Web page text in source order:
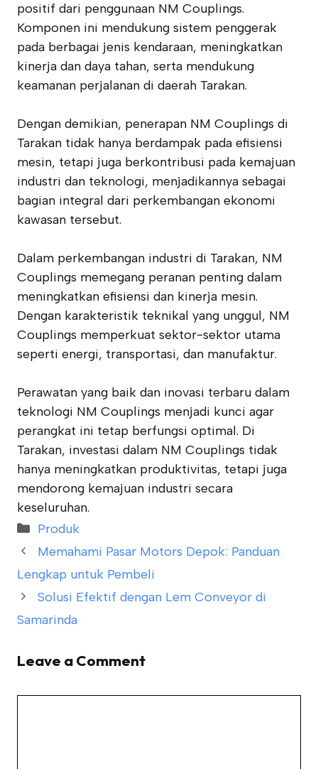
positif dari penggunaan NM Couplings.
Komponen ini mendukung sistem penggerak
pada berbagai jenis kendaraan, meningkatkan
kinerja dan daya tahan, serta mendukung
keamanan perjalanan di daerah Tarakan.
Dengan demikian, penerapan NM Couplings di
Tarakan tidak hanya berdampak pada efisiensi
mesin, tetapi juga berkontribusi pada kemajuan
industri dan teknologi, menjadikannya sebagai
bagian integral dari perkembangan ekonomi
kawasan tersebut.
Dalam perkembangan industri di Tarakan, NM
Couplings memegang peranan penting dalam
meningkatkan efisiensi dan kinerja mesin.
Dengan karakteristik teknikal yang unggul, NM
Couplings memperkuat sektor-sektor utama
seperti energi, transportasi, dan manufaktur.
Perawatan yang baik dan inovasi terbaru dalam
teknologi NM Couplings menjadi kunci agar
perangkat ini tetap berfungsi optimal. Di
Tarakan, investasi dalam NM Couplings tidak
hanya meningkatkan produktivitas, tetapi juga
mendorong kemajuan industri secara
keseluruhan.
Categories
Produk
Memahami Pasar Motors Depok: Panduan
Lengkap untuk Pembeli
Solusi Efektif dengan Lem Conveyor di
Samarinda
Leave a Comment